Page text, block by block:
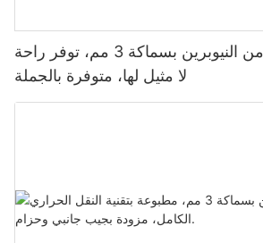
بدلة غطس فاخرة من النيوبرين بسماكة 3 مم، توفر راحة
لا مثيل لها، متوفرة بالجملة